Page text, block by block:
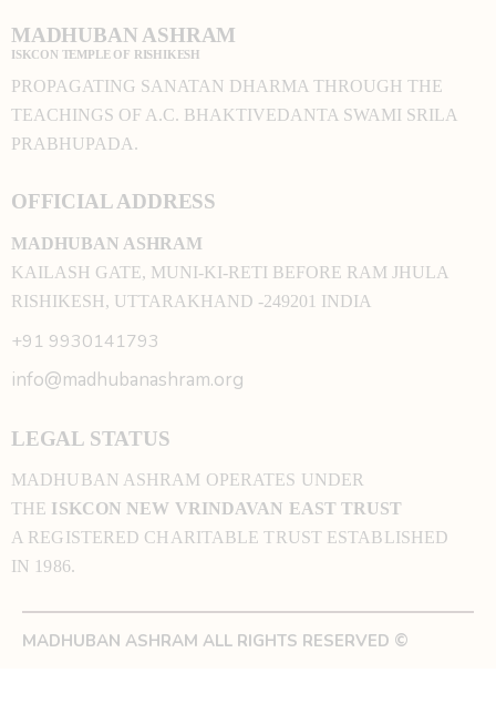
MADHUBAN ASHRAM
ISKCON TEMPLE OF RISHIKESH
PROPAGATING SANATAN DHARMA THROUGH THE
TEACHINGS OF A.C. BHAKTIVEDANTA SWAMI SRILA
PRABHUPADA.
OFFICIAL ADDRESS
MADHUBAN ASHRAM
KAILASH GATE, MUNI-KI-RETI BEFORE RAM JHULA
RISHIKESH, UTTARAKHAND -249201 INDIA
+91 9930141793
info@madhubanashram.org
LEGAL STATUS
MADHUBAN ASHRAM OPERATES UNDER
THE ISKCON NEW VRINDAVAN EAST TRUST
A REGISTERED CHARITABLE TRUST ESTABLISHED
IN 1986.
MADHUBAN ASHRAM ALL RIGHTS RESERVED ©